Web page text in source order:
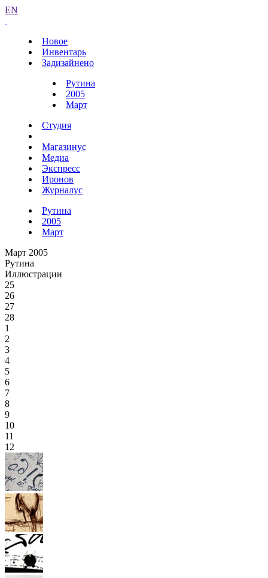
EN
Новое
Инвентарь
Задизайнено
Рутина
2005
Март
Студия
Магазинус
Медиа
Экспресс
Иронов
Журналус
Рутина
2005
Март
Март 2005
Рутина
Иллюстрации
25
26
27
28
1
2
3
4
5
6
7
8
9
10
11
12